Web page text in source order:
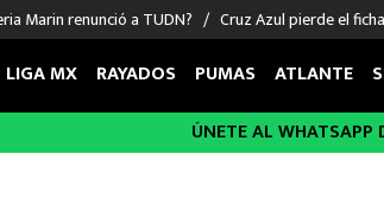
Marin renunció a TUDN? Cruz Azul pierde el
MEXICANOS EN EL EXTRANJERO
LIGA MX RAYADOS PUMAS ATLANTE
ÚNETE AL WHATSAPP